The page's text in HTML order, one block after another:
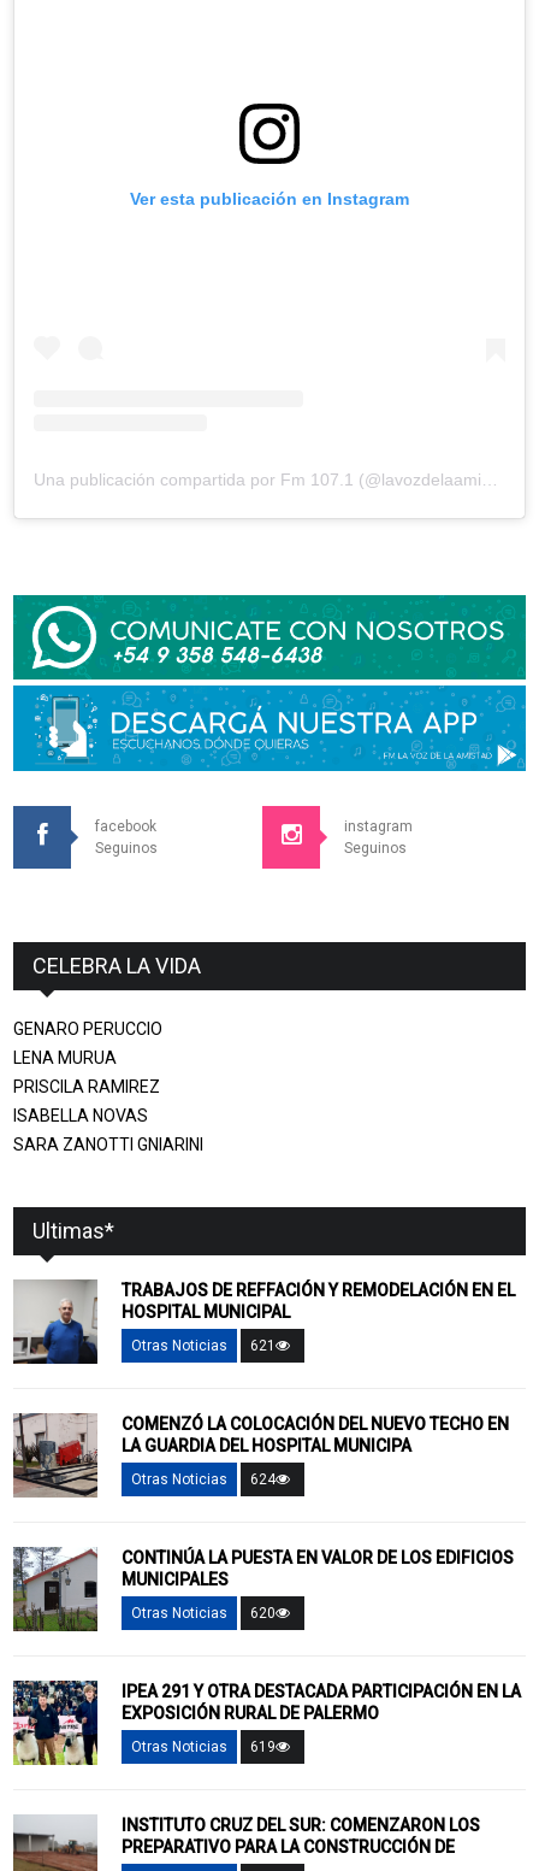
Ver esta publicación en Instagram
facebook
Seguinos
instagram
Seguinos
CELEBRA LA VIDA
GENARO PERUCCIO
LENA MURUA
PRISCILA RAMIREZ
ISABELLA NOVAS
SARA ZANOTTI GNIARINI
Ultimas*
TRABAJOS DE REFFACIÓN Y REMODELACIÓN EN EL
HOSPITAL MUNICIPAL
Otras Noticias 621
COMENZÓ LA COLOCACIÓN DEL NUEVO TECHO EN
LA GUARDIA DEL HOSPITAL MUNICIPA
Otras Noticias 624
CONTINÚA LA PUESTA EN VALOR DE LOS EDIFICIOS
MUNICIPALES
Otras Noticias 620
IPEA 291 Y OTRA DESTACADA PARTICIPACIÓN EN LA
EXPOSICIÓN RURAL DE PALERMO
Otras Noticias 619
INSTITUTO CRUZ DEL SUR: COMENZARON LOS
PREPARATIVO PARA LA CONSTRUCCIÓN DE